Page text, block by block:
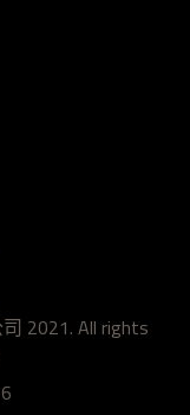
2021. All rights